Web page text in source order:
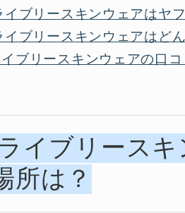
イブリースキンウェアはヤ
イブリースキンウェアはど
ブリースキンウェアの口コ
イブリース
所は？